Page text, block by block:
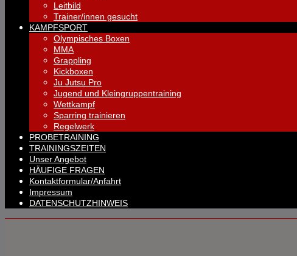
Leitbild
Trainer/innen gesucht
KAMPFSPORT
Olympisches Boxen
MMA
Grappling
Kickboxen
Ju Jutsu Pro
Jugend und Kleingruppentraining
Wettkampf
Sparring trainieren
Regelwerk
PROBETRAINING
TRAININGSZEITEN
Unser Angebot
HÄUFIGE FRAGEN
Kontaktformular/Anfahrt
Impressum
DATENSCHUTZHINWEIS